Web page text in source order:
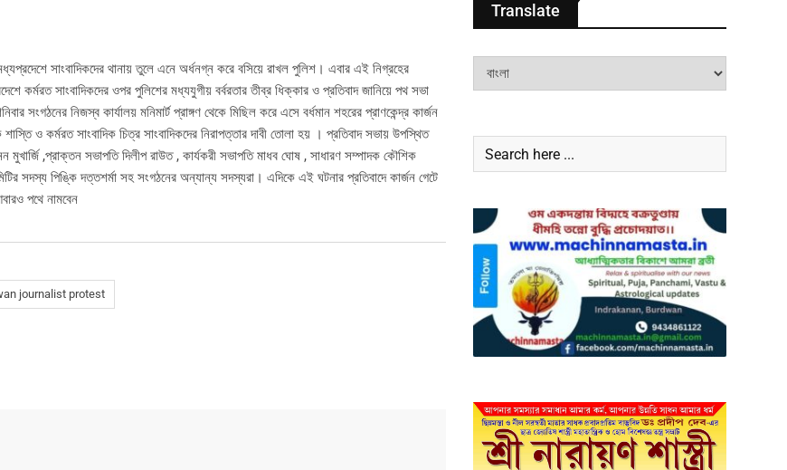
সাংবাদিকদের থানায় তুলে এনে অর্ধনগ্ন করে বসিয়ে রাখল পুলিশ। এবার এই নিগ্রহের
কর্মরত সাংবাদিকদের ওপর পুলিশের মধ্যযুগীয় বর্বরতার তীব্র ধিক্কার ও প্রতিবাদ জানিয়ে পথ সভা
সংগঠনের নিজস্ব কার্যালয় মনিমার্ট প্রাঙ্গণ থেকে মিছিল করে এসে বর্ধমান শহরের প্রাণকেন্দ্র কার্জন
ও কর্মরত সাংবাদিক চিত্র সাংবাদিকদের নিরাপত্তার দাবী তোলা হয় । প্রতিবাদ সভায় উপস্থিত
মুখার্জি ,প্রাক্তন সভাপতি দিলীপ রাউত , কার্যকরী সভাপতি মাধব ঘোষ , সাধারণ সম্পাদক কৌশিক
সদস্য পিঙ্কি দত্তশর্মা সহ সংগঠনের অন্যান্য সদস্যরা। এদিকে এই ঘটনার প্রতিবাদে কার্জন গেটে
পথে নামবেন
journalist protest
Translate